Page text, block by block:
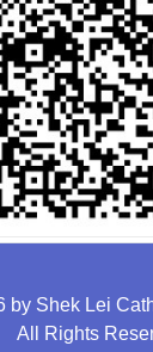
by Shek Lei
All Rights